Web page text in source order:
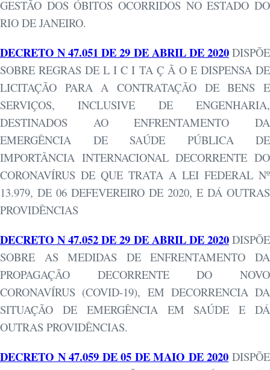
GESTÃO DOS ÓBITOS OCORRIDOS NO ESTADO DO
RIO DE JANEIRO.
DECRETO N 47.051 DE 29 DE ABRIL DE 2020 DISPÕE
SOBRE REGRAS DE L I C I TA Ç Ã O E DISPENSA DE
LICITAÇÃO PARA A CONTRATAÇÃO DE BENS E
SERVIÇOS, INCLUSIVE DE ENGENHARIA,
DESTINADOS AO ENFRENTAMENTO DA
EMERGÊNCIA DE SAÚDE PÚBLICA DE
IMPORTÂNCIA INTERNACIONAL DECORRENTE DO
CORONAVÍRUS DE QUE TRATA A LEI FEDERAL Nº
13.979, DE 06 DEFEVEREIRO DE 2020, E DÁ OUTRAS
PROVIDÊNCIAS
DECRETO N 47.052 DE 29 DE ABRIL DE 2020 DISPÕE
SOBRE AS MEDIDAS DE ENFRENTAMENTO DA
PROPAGAÇÃO DECORRENTE DO NOVO
CORONAVÍRUS (COVID-19), EM DECORRENCIA DA
SITUAÇÃO DE EMERGÊNCIA EM SAÚDE E DÁ
OUTRAS PROVIDÊNCIAS.
DECRETO N 47.059 DE 05 DE MAIO DE 2020 DISPÕE